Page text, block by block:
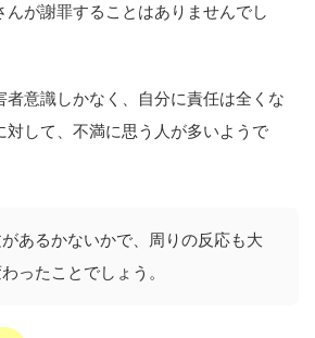
んが謝罪することはありませんでし
者意識しかなく、自分に責任は全くな
対して、不満に思う人が多いようで
あるかないかで、周りの反応も大
ったことでしょう。